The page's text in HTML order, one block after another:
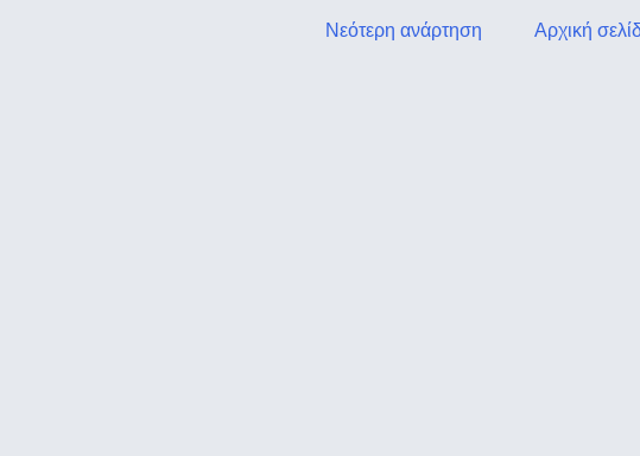
Νεότερη ανάρτηση Αρχική